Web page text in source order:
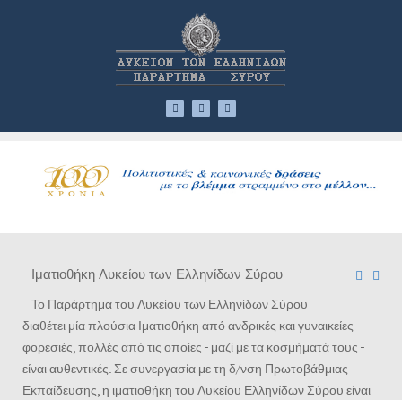
Ιματιοθήκη Λυκείου των Ελληνίδων Σύρου
Το Παράρτημα του Λυκείου των Ελληνίδων Σύρου
διαθέτει μία πλούσια Ιματιοθήκη από ανδρικές και γυναικείες
φορεσιές, πολλές από τις οποίες - μαζί με τα κοσμήματά τους -
είναι αυθεντικές. Σε συνεργασία με τη δ/νση Πρωτοβάθμιας
Εκπαίδευσης, η ιματιοθήκη του Λυκείου Ελληνίδων Σύρου είναι